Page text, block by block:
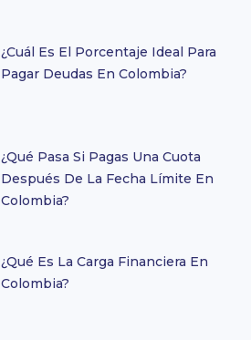
¿Cuál Es El Porcentaje Ideal Para
Pagar Deudas En Colombia?
¿Qué Pasa Si Pagas Una Cuota
Después De La Fecha Límite En
Colombia?
¿Qué Es La Carga Financiera En
Colombia?